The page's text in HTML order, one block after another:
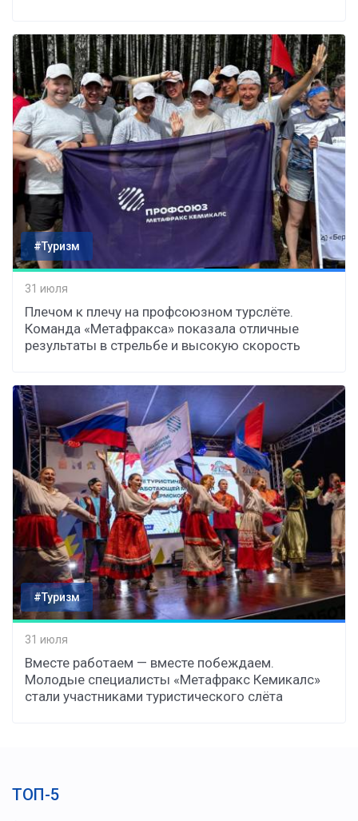
#Туризм
31 июля
Плечом к плечу на профсоюзном турслёте.
Команда «Метафракса» показала отличные
результаты в стрельбе и высокую скорость
#Туризм
31 июля
Вместе работаем — вместе побеждаем.
Молодые специалисты «Метафракс Кемикалс»
стали участниками туристического слёта
ТОП-5